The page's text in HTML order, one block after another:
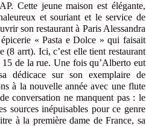
Cette jeune maison est élégante,
et souriant et le service de
son restaurant à Paris Alessandra
« Pasta e Dolce » qui faisait
(8 arrt). Ici, c’est elle tient restaurant
15 de la rue. Une fois qu’Alberto eut
dédicace sur son exemplaire de
à la nouvelle année avec une flute
conversation ne manquent pas : le
sources inépuisables pour ce genre
à la première dame de France, sa